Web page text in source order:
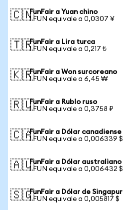
🇨🇳FunFair a Yuan chino
1 FUN equivale a 0,0307 ¥
🇹🇷FunFair a Lira turca
1 FUN equivale a 0,217 ₺
🇰🇷FunFair a Won surcoreano
1 FUN equivale a 6,45 ₩
🇷🇺FunFair a Rublo ruso
1 FUN equivale a 0,3758 ₽
🇨🇦FunFair a Dólar canadiense
1 FUN equivale a 0,006339 $
🇦🇺FunFair a Dólar australiano
1 FUN equivale a 0,006432 $
🇸🇬FunFair a Dólar de Singapur
1 FUN equivale a 0,005817 $